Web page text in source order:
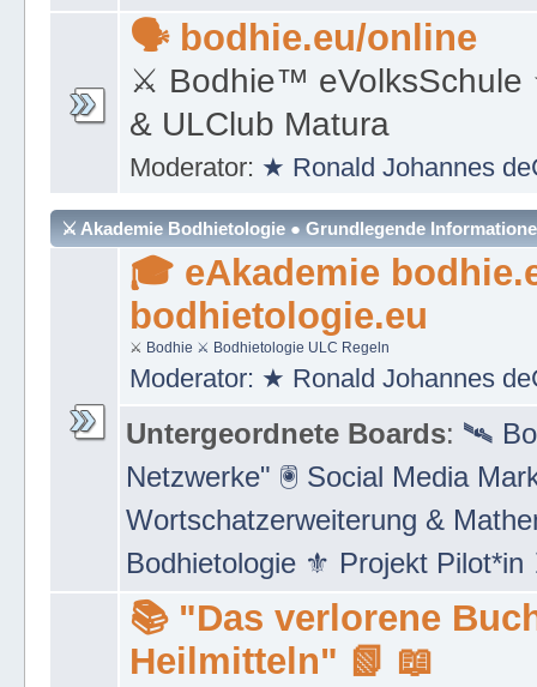
🗣 bodhie.eu/online
⚔ Bodhie™
& ULClub Matura
Moderator: ★ Ronald Johannes
⚔ Akademie Bodhietologie ● Grundlegende
🎓 eAkademie
bodhietologie.eu
⚔ Bodhie ⚔ Bodhietologie ULC Regeln
Moderator: ★ Ronald Johannes
Untergeordnete Boards: 🛰
Netzwerke" 🖲 Social Media
Wortschatzerweiterung &
Bodhietologie ⚜ Projekt
📚 "Das verlorene
Heilmitteln" 📗 📖